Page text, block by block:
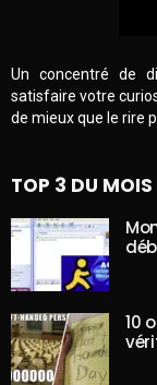
Un concentré de
satisfaire votre
de mieux que le rire
TOP 3 DU MOIS
10